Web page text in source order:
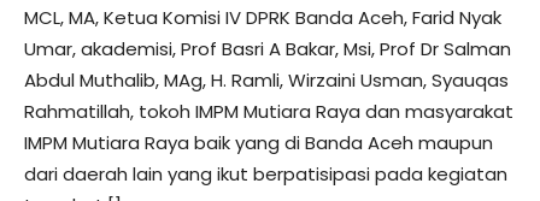
MCL, MA, Ketua Komisi IV DPRK Banda Aceh, Farid Nyak
Umar, akademisi, Prof Basri A Bakar, Msi, Prof Dr Salman
Abdul Muthalib, MAg, H. Ramli, Wirzaini Usman, Syauqas
Rahmatillah, tokoh IMPM Mutiara Raya dan masyarakat
IMPM Mutiara Raya baik yang di Banda Aceh maupun
dari daerah lain yang ikut berpatisipasi pada kegiatan